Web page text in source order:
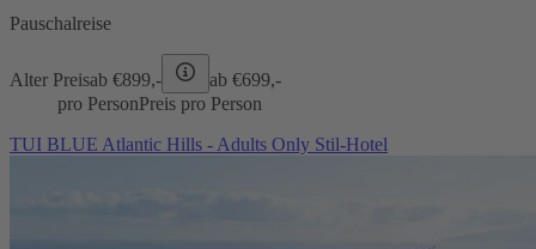
Pauschalreise
Alter Preisab €899,- ab €699,-
pro PersonPreis pro Person
TUI BLUE Atlantic Hills - Adults Only Stil-Hotel